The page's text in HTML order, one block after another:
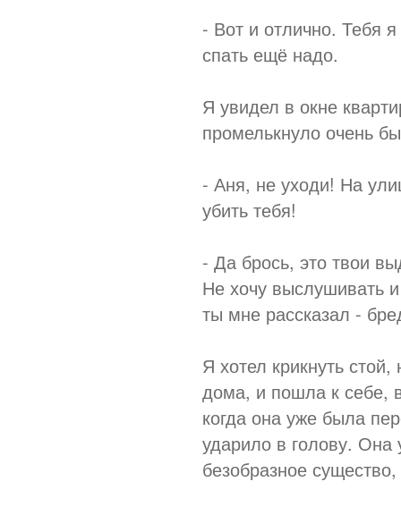
- Вот и отлично. Тебя
спать ещё надо.
Я увидел в окне
промелькнуло очень
- Аня, не уходи! На
убить тебя!
- Да брось, это твои
Не хочу выслушивать
ты мне рассказал -
Я хотел крикнуть
дома, и пошла к себе,
когда она уже была
ударило в голову. Она
безобразное